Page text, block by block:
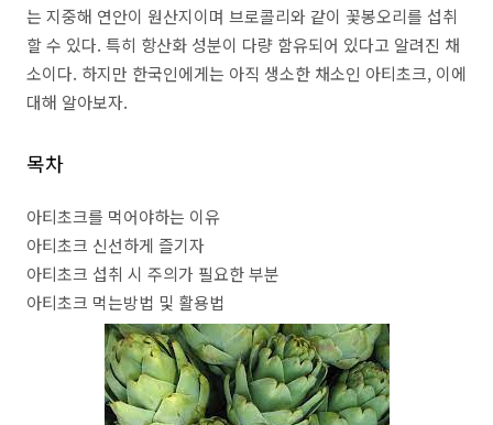
는 지중해 연안이 원산지이며 브로콜리와 같이 꽃봉오리를 섭취
할 수 있다. 특히 항산화 성분이 다량 함유되어 있다고 알려진 채
소이다. 하지만 한국인에게는 아직 생소한 채소인 아티초크, 이에
대해 알아보자.
목차
아티초크를 먹어야하는 이유
아티초크 신선하게 즐기자
아티초크 섭취 시 주의가 필요한 부분
아티초크 먹는방법 및 활용법